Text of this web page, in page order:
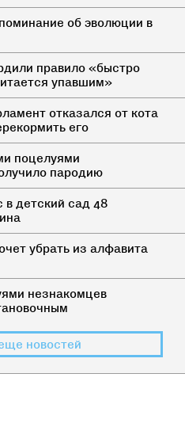
об эволюции в
правило «быстро
упавшим»
отказался от кота
его
поцелуями
пародию
в детский сад 48
убрать из алфавита
незнакомцев
новостей